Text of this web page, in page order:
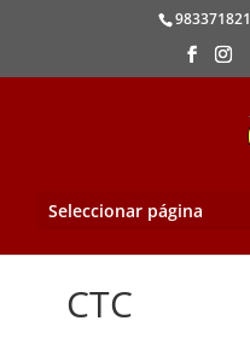
983371821
Seleccionar página
CTC